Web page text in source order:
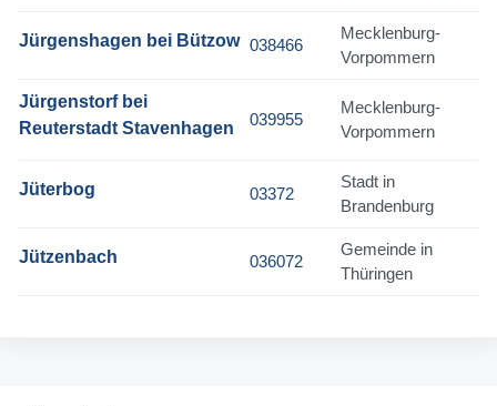
Jürgenshagen bei Bützow 038466
Mecklenburg-
Vorpommern
Jürgenstorf bei
Reuterstadt Stavenhagen
039955
Mecklenburg-
Vorpommern
Jüterbog 03372
Stadt in
Brandenburg
Jützenbach 036072
Gemeinde in
Thüringen